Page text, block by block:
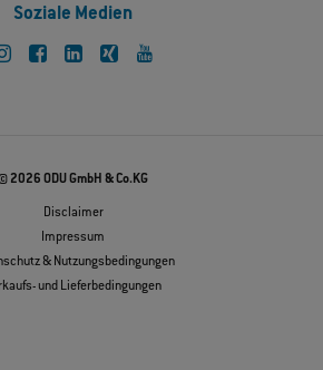
Soziale Medien
© 2026 ODU GmbH & Co.KG
Disclaimer
Impressum
& Nutzungsbedingungen
und Lieferbedingungen